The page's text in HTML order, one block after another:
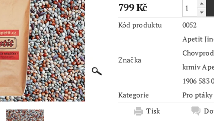
799 Kč
Kód produktu 0052
Značka
Apetit
Chovprodej Areál
krmiv Apetit
1906
Kategorie
Pro ptáky
Tisk